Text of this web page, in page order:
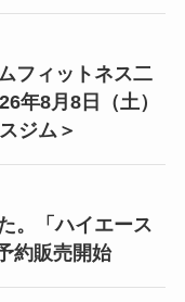
フィットネス二
年8月8日（土）
ジム＞
。「ハイエース
約販売開始